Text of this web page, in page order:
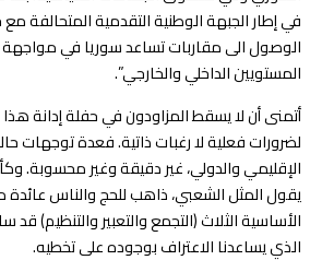
في إطار الجبهة الوطنية التقدمية المتحالفة
الوصول الى مقاربات تساعد سوريا في مواجهة
المستويين الداخلي والخارجي”.
أتمنى أن لا يسقط المزاودون في حفلة إدانة
لضرورات فعلية لا رغبات ذاتية. فعدة توجهات
الإقليمي والدولي، غير دقيقة وغير محسوبة.
يقول المثل الشعبي، ذاهب للحج والناس عائدة
الأساسية الثلاث (التجمع والتعبير والتنظيم)
الذي يساعدنا الاعتراف بوجوده على تخطيه.